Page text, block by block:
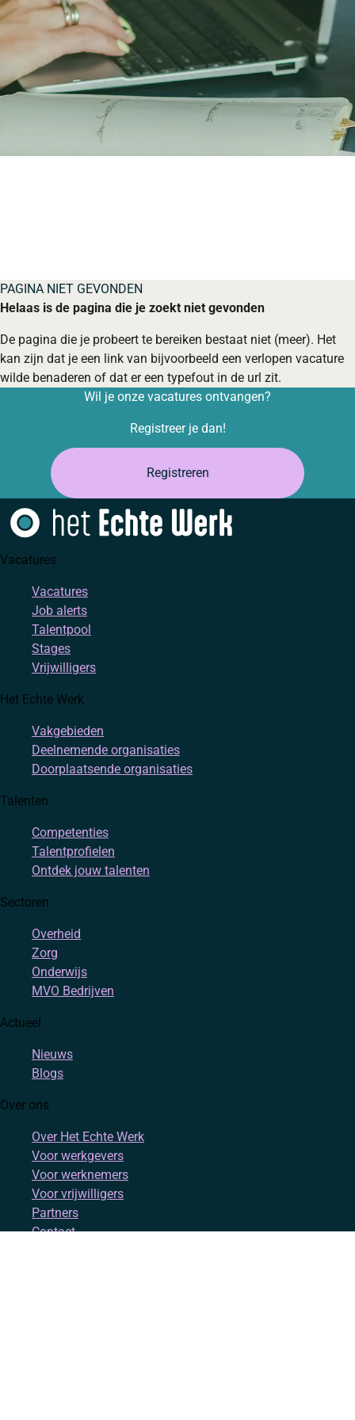
PAGINA NIET GEVONDEN
Helaas is de pagina die je zoekt niet gevonden
De pagina die je probeert te bereiken bestaat niet (meer). Het
kan zijn dat je een link van bijvoorbeeld een verlopen vacature
wilde benaderen of dat er een typefout in de url zit.
Wil je onze vacatures ontvangen?
Registreer je dan!
Registreren
Vacatures
Vacatures
Job alerts
Talentpool
Stages
Vrijwilligers
Het Echte Werk
Vakgebieden
Deelnemende organisaties
Doorplaatsende organisaties
Talenten
Competenties
Talentprofielen
Ontdek jouw talenten
Sectoren
Overheid
Zorg
Onderwijs
MVO Bedrijven
Actueel
Nieuws
Blogs
Over ons
Over Het Echte Werk
Voor werkgevers
Voor werknemers
Voor vrijwilligers
Partners
Contact